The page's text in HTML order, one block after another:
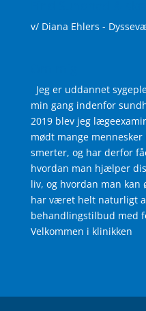
v/ Diana Ehlers -
Jeg er uddannet
min gang indenfor
2019 blev jeg
mødt mange
smerter, og har derfor
hvordan man hjælper
liv, og hvordan man kan
har været helt naturligt
behandlingstilbud med
Velkommen i klinikken